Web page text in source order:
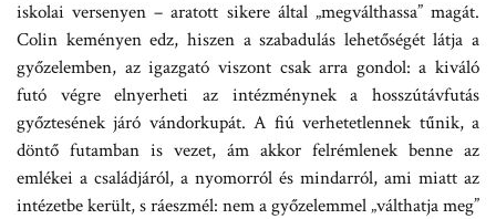
iskolai versenyen – aratott sikere által „megválthassa” magát.
Colin keményen edz, hiszen a szabadulás lehetőségét látja a
győzelemben, az igazgató viszont csak arra gondol: a kiváló
futó végre elnyerheti az intézménynek a hosszútávfutás
győztesének járó vándorkupát. A fiú verhetetlennek tűnik, a
döntő futamban is vezet, ám akkor felrémlenek benne az
emlékei a családjáról, a nyomorról és mindarról, ami miatt az
intézetbe került, s ráeszmél: nem a győzelemmel „válthatja meg”